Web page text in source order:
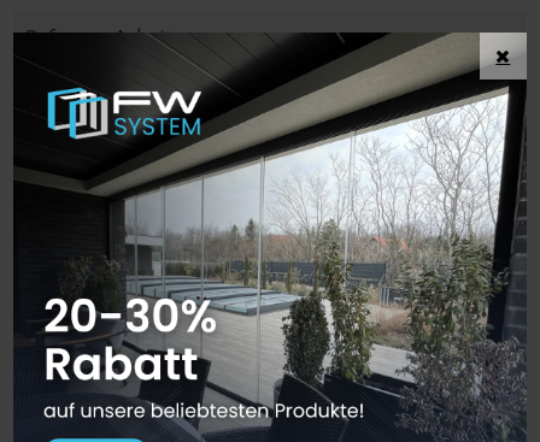
Referenz Arbeiten
Sommergarten in Ober Grafendorf